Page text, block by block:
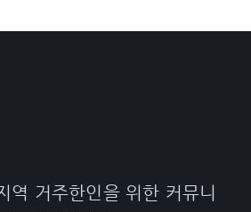
역 거주한인을 위한 커뮤니